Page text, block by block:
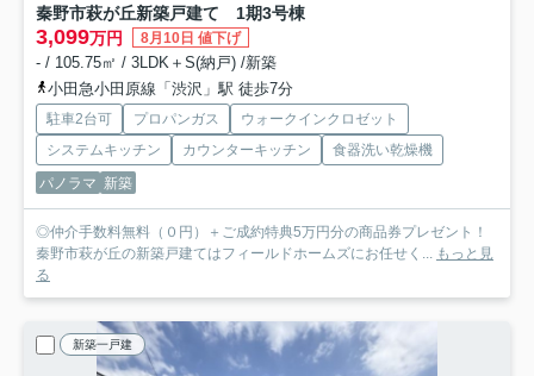
秦野市萩が丘新築戸建て 1期3号棟
3,099万円 8月10日 値下げ
- / 105.75㎡ / 3LDK＋S(納戸) /新築
小田急小田原線「渋沢」駅 徒歩7分
駐車2台可 プロパンガス
ウォークインクロゼット
システムキッチン
カウンターキッチン
食器洗い乾燥機
パノラマ 新築
◎仲介手数料無料（０円）＋ご成約特典5万円分の商品券プレゼント！
秦野市萩が丘の新築戸建てはフィールドホームズにお任せく...
もっと見
る
新築一戸建